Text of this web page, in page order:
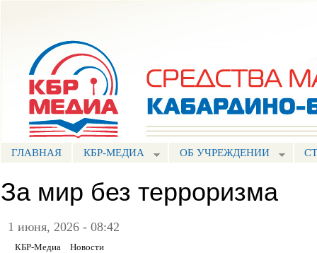
ГЛАВНАЯ КБР-МЕДИА ОБ УЧРЕЖДЕНИИ
За мир без терроризма
1 июня, 2026 - 08:42
КБР-Медиа Новости